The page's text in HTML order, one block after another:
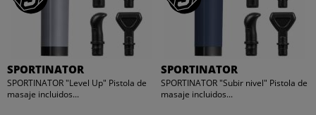
SPORTINATOR
SPORTINATOR "Level Up" Pistola de
masaje incluidos...
SPORTINATOR
SPORTINATOR "Subir nivel" Pistola de
masaje incluidos...